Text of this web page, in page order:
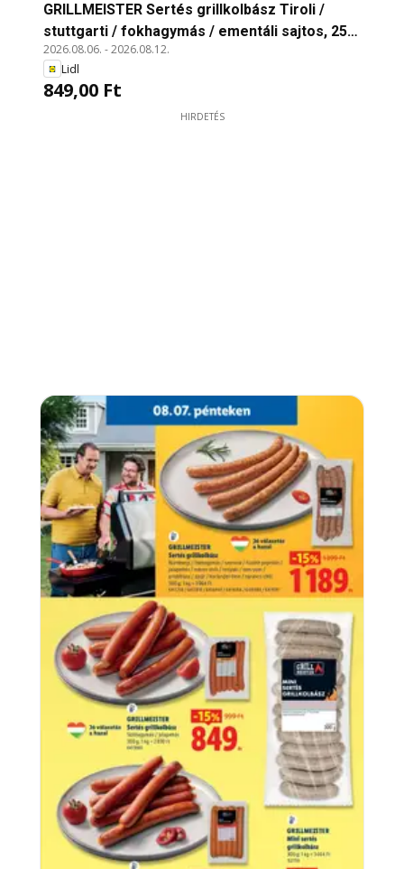
GRILLMEISTER Sertés grillkolbász Tiroli /
stuttgarti / fokhagymás / ementáli sajtos, 250
g; 1 kg = 3 396 Ft
2026.08.06. -2026.08.12.
Lidl
849,00 Ft
HIRDETÉS